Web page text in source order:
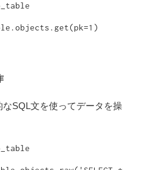
SQL文を使ってデータを操